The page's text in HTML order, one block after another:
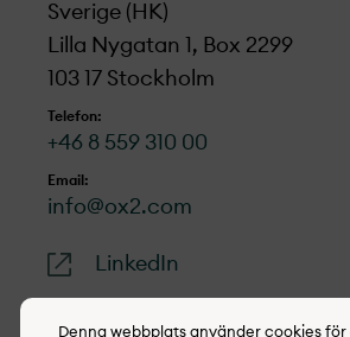
Sverige (HK)
Lilla Nygatan 1, Box 2299
103 17 Stockholm
Telefon:
+46 8 559 310 00
Email:
info@ox2.com
LinkedIn
Denna webbplats använder cookies